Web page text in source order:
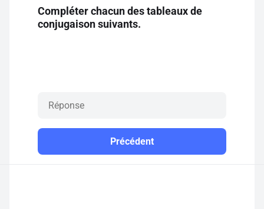
S'inscrire gratuitement
Compléter chacun des tableaux de
conjugaison suivants.
Précédent